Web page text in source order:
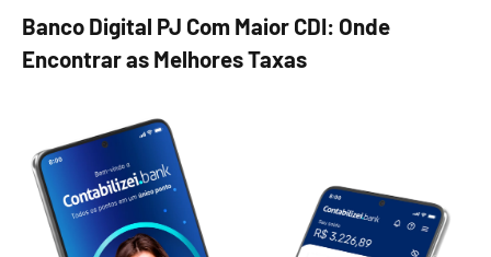
Banco Digital PJ Com Maior CDI: Onde
Encontrar as Melhores Taxas